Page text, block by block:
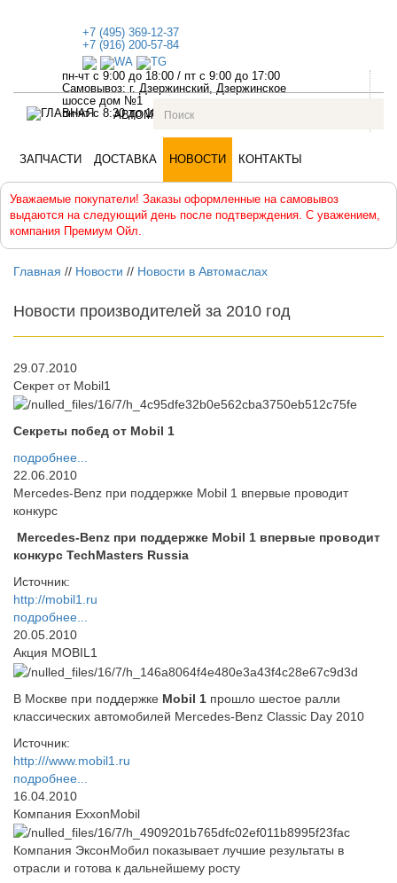
+7 (495) 369-12-37
+7 (916) 200-57-84
пн-чт с 9:00 до 18:00 / пт с 9:00 до 17:00
Самовывоз: г. Дзержинский, Дзержинское
шоссе дом №1
пн-чт с 8:30 до 18:00, пт с 8:30 до 17:00
АВТОМАСЛА
ЗАПЧАСТИ ДОСТАВКА НОВОСТИ КОНТАКТЫ
Уважаемые покупатели! Заказы оформленные на самовывоз
выдаются на следующий день после подтверждения. С уважением,
компания Премиум Ойл.
Главная // Новости // Новости в Автомаслах
Новости производителей за 2010 год
29.07.2010
Секрет от Mobil1
Секреты побед от Mobil 1
подробнее...
22.06.2010
Mercedes-Benz при поддержке Mobil 1 впервые проводит
конкурс
Mercedes-Benz при поддержке Mobil 1 впервые проводит
конкурс TechMasters Russia
Источник:
http://mobil1.ru
подробнее...
20.05.2010
Акция MOBIL1
В Москве при поддержке Mobil 1 прошло шестое ралли
классических автомобилей Mercedes-Benz Classic Day 2010
Источник:
http:///www.mobil1.ru
подробнее...
16.04.2010
Компания ExxonMobil
Компания ЭксонМобил показывает лучшие результаты в
отрасли и готова к дальнейшему росту